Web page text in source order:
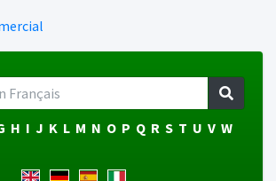
H I J K L M N O P Q R S T U V W